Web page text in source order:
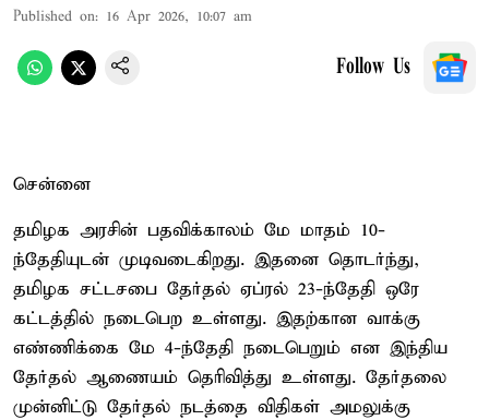
Published on: 16 Apr 2026, 10:07 am
Follow Us
சென்னை
தமிழக அரசின் பதவிக்காலம் மே மாதம் 10-
ந்தேதியுடன் முடிவடைகிறது. இதனை தொடர்ந்து,
தமிழக சட்டசபை தேர்தல் ஏப்ரல் 23-ந்தேதி ஒரே
கட்டத்தில் நடைபெற உள்ளது. இதற்கான வாக்கு
எண்ணிக்கை மே 4-ந்தேதி நடைபெறும் என இந்திய
தேர்தல் ஆணையம் தெரிவித்து உள்ளது. தேர்தலை
முன்னிட்டு தேர்தல் நடத்தை விதிகள் அமலுக்கு